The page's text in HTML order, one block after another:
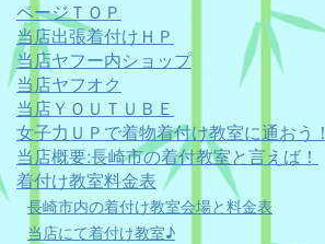
ページＴＯＰ
当店出張着付けＨＰ
当店ヤフー内ショップ
当店ヤフオク
当店ＹＯＵＴＵＢＥ
女子力ＵＰで着物着付け教室に通おう！
当店概要:長崎市の着付教室と言えば！
着付け教室料金表
長崎市内の着付け教室会場と料金表
当店にて着付け教室♪